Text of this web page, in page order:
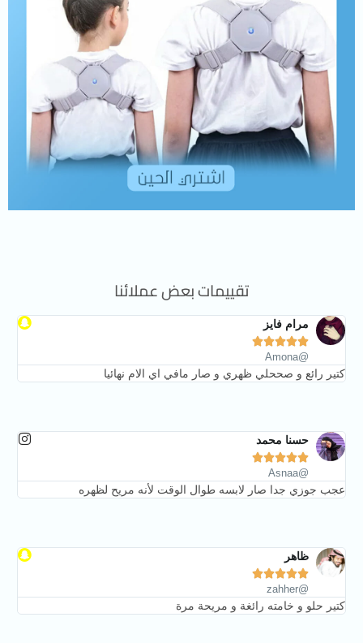
تقييمات بعض عملائنا
مرام فايز





@Amona
كتير رائع و صححلي ظهري و صار مافي اي الام نهائيا
حسنا محمد





@Asnaa
عجب جوزي جدا صار لابسه طوال الوقت لأنه مريح لظهره
ظاهر





@zahher
كتير حلو و خامته رائغة و مريحة مرة